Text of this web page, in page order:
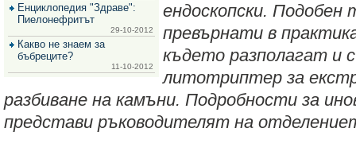
Енциклопедия "Здраве":
Пиелонефритът
29-10-2012
Какво не знаем за
бъбреците?
11-10-2012
ендоскопски. Подобен
превърнати в
където разполагат и
литотриптер за
разбиване на камъни. Подробности за
представи ръководителят на